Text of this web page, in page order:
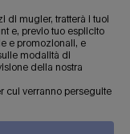
di mugler, tratterà i tuoi
e, previo tuo esplicito
e promozionali, e
modalità di
della nostra
cui verranno perseguite